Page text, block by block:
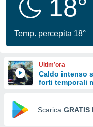
per
le
di
Web
18°
Temp. percepita 18°
Ultim’ora
Caldo intenso
forti temporali
Scarica GRATIS